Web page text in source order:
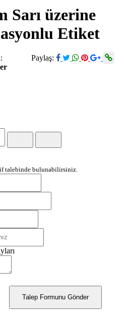
Sarı üzerine
Etiket
Paylaş:
talebinde bulunabilirsiniz.
Talep Formunu Gönder